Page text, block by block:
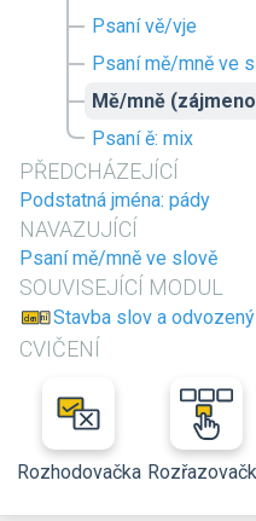
Psaní vě/vje
Psaní mě/mně ve
Mě/mně
Psaní ě: mix
PŘEDCHÁZEJÍCÍ
Podstatná jména: pády
NAVAZUJÍCÍ
Psaní mě/mně ve slově
SOUVISEJÍCÍ MODUL
Stavba slov a
CVIČENÍ
Rozhodovačka